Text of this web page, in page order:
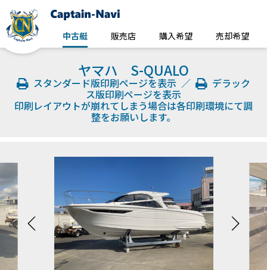
中古艇 販売店 購入希望 売却希望
ヤマハ S-QUALO
スタンダード版印刷ページを表示 ／
デラック
ス版印刷ページを表示
印刷レイアウトが崩れてしまう場合は各印刷環境にて調
整をお願いします。